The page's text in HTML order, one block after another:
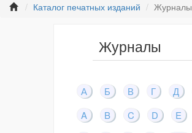
Каталог печатных изданий Журналы
Журналы
А Б В Г Д
A
B C D E